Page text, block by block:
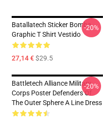
Batallatech Sticker Bomba
Graphic T Shirt Vestido
27,14 €$29.5
-20%
Battletech Alliance Military
Corps Poster Defenders Of
The Outer Sphere A Line Dress
-20%